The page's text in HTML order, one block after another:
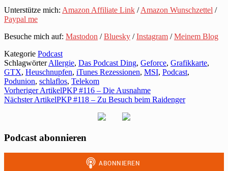
Unterstütze mich: Amazon Affiliate Link /Amazon Wunschzettel /
Paypal me
Besuche mich auf: Mastodon /Bluesky /Instagram /Meinem Blog
Kategorie Podcast
SchlagwörterAllergie, Das Podcast Ding, Geforce, Grafikkarte,
GTX, Heuschnupfen, iTunes Rezessionen, MSI, Podcast,
Podunion, schlaflos, Telekom
Vorheriger ArtikelPKP #116 – Die Ausnahme
Nächster ArtikelPKP #118 – Zu Besuch beim Raidenger
Podcast abonnieren